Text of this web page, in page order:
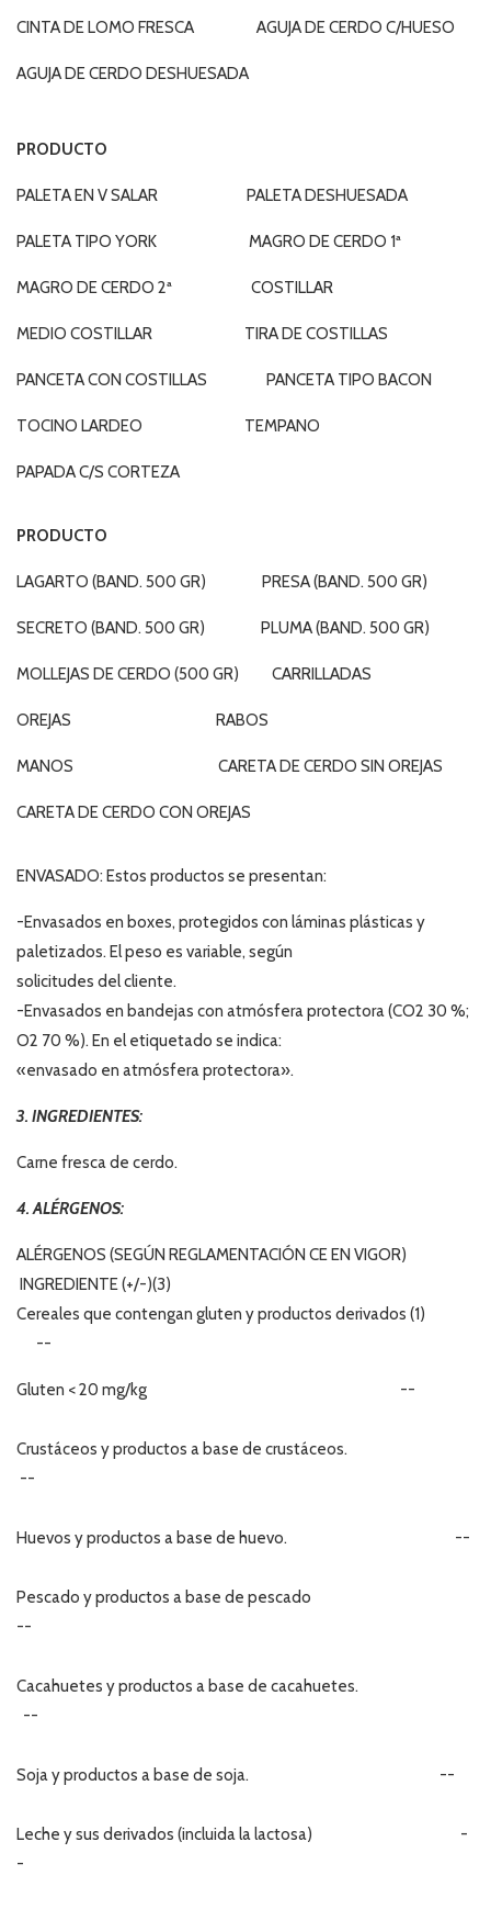
CINTA DE LOMO FRESCA AGUJA DE CERDO C/HUESO
AGUJA DE CERDO DESHUESADA
PRODUCTO
PALETA EN V SALAR PALETA DESHUESADA
PALETA TIPO YORK MAGRO DE CERDO 1ª
MAGRO DE CERDO 2ª COSTILLAR
MEDIO COSTILLAR TIRA DE COSTILLAS
PANCETA CON COSTILLAS PANCETA TIPO BACON
TOCINO LARDEO TEMPANO
PAPADA C/S CORTEZA
PRODUCTO
LAGARTO (BAND. 500 GR) PRESA (BAND. 500 GR)
SECRETO (BAND. 500 GR) PLUMA (BAND. 500 GR)
MOLLEJAS DE CERDO (500 GR) CARRILLADAS
OREJAS RABOS
MANOS CARETA DE CERDO SIN OREJAS
CARETA DE CERDO CON OREJAS
ENVASADO: Estos productos se presentan:
-Envasados en boxes, protegidos con láminas plásticas y
paletizados. El peso es variable, según
solicitudes del cliente.
-Envasados en bandejas con atmósfera protectora (CO2 30 %;
O2 70 %). En el etiquetado se indica:
«envasado en atmósfera protectora».
3. INGREDIENTES:
Carne fresca de cerdo.
4. ALÉRGENOS:
ALÉRGENOS (SEGÚN REGLAMENTACIÓN CE EN VIGOR)
INGREDIENTE (+/-)(3)
Cereales que contengan gluten y productos derivados (1)
--
Gluten < 20 mg/kg --
Crustáceos y productos a base de crustáceos.
--
Huevos y productos a base de huevo. --
Pescado y productos a base de pescado
--
Cacahuetes y productos a base de cacahuetes.
--
Soja y productos a base de soja. --
Leche y sus derivados (incluida la lactosa) -
-